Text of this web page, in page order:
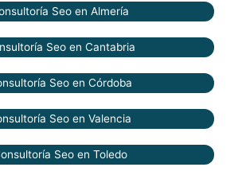
Seo en Almería
Seo en Cantabria
Seo en Córdoba
Seo en Valencia
Seo en Toledo